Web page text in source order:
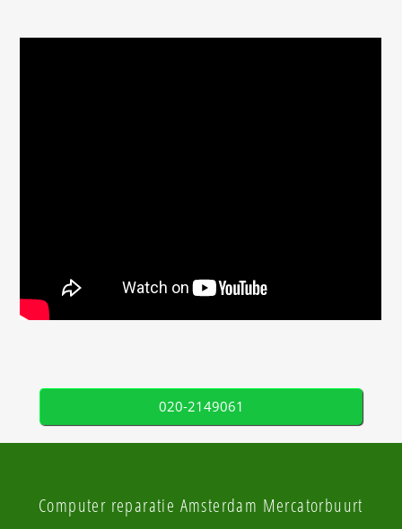
020-2149061
Computer reparatie Amsterdam Mercatorbuurt